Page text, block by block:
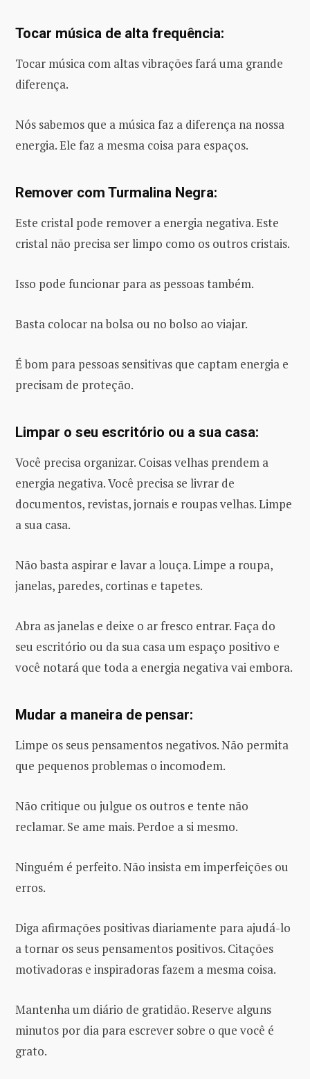
Tocar música de alta frequência:
Tocar música com altas vibrações fará uma grande
diferença.
Nós sabemos que a música faz a diferença na nossa
energia. Ele faz a mesma coisa para espaços.
Remover com Turmalina Negra:
Este cristal pode remover a energia negativa. Este
cristal não precisa ser limpo como os outros cristais.
Isso pode funcionar para as pessoas também.
Basta colocar na bolsa ou no bolso ao viajar.
É bom para pessoas sensitivas que captam energia e
precisam de proteção.
Limpar o seu escritório ou a sua casa:
Você precisa organizar. Coisas velhas prendem a
energia negativa. Você precisa se livrar de
documentos, revistas, jornais e roupas velhas. Limpe
a sua casa.
Não basta aspirar e lavar a louça. Limpe a roupa,
janelas, paredes, cortinas e tapetes.
Abra as janelas e deixe o ar fresco entrar. Faça do
seu escritório ou da sua casa um espaço positivo e
você notará que toda a energia negativa vai embora.
Mudar a maneira de pensar:
Limpe os seus pensamentos negativos. Não permita
que pequenos problemas o incomodem.
Não critique ou julgue os outros e tente não
reclamar. Se ame mais. Perdoe a si mesmo.
Ninguém é perfeito. Não insista em imperfeições ou
erros.
Diga afirmações positivas diariamente para ajudá-lo
a tornar os seus pensamentos positivos. Citações
motivadoras e inspiradoras fazem a mesma coisa.
Mantenha um diário de gratidão. Reserve alguns
minutos por dia para escrever sobre o que você é
grato.